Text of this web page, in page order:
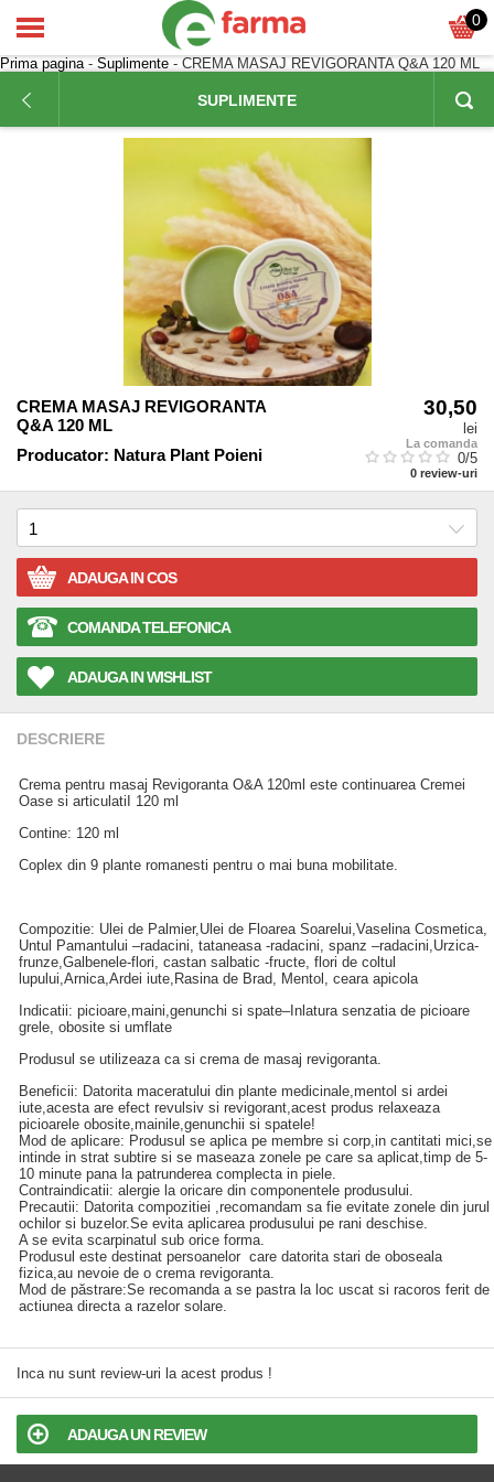
0
Prima pagina- Suplimente - CREMA MASAJ REVIGORANTA Q&A 120 ML
SUPLIMENTE
CREMA MASAJ REVIGORANTA
Q&A 120 ML
Producator: Natura Plant Poieni
30,50
lei
La comanda
0/5
0 review-uri
ADAUGA IN COS
COMANDA TELEFONICA
ADAUGA IN WISHLIST
DESCRIERE
Crema pentru masaj Revigoranta O&A 120ml este continuarea Cremei
Oase si articulatiI 120 ml
Contine: 120 ml
Coplex din 9 plante romanesti pentru o mai buna mobilitate.
Compozitie: Ulei de Palmier,Ulei de Floarea Soarelui,Vaselina Cosmetica,
Untul Pamantului –radacini, tataneasa -radacini, spanz –radacini,Urzica-
frunze,Galbenele-flori, castan salbatic -fructe, flori de coltul
lupului,Arnica,Ardei iute,Rasina de Brad, Mentol, ceara apicola
Indicatii: picioare,maini,genunchi si spate–Inlatura senzatia de picioare
grele, obosite si umflate
Produsul se utilizeaza ca si crema de masaj revigoranta.
Beneficii: Datorita maceratului din plante medicinale,mentol si ardei
iute,acesta are efect revulsiv si revigorant,acest produs relaxeaza
picioarele obosite,mainile,genunchii si spatele!
Mod de aplicare: Produsul se aplica pe membre si corp,in cantitati mici,se
intinde in strat subtire si se maseaza zonele pe care sa aplicat,timp de 5-
10 minute pana la patrunderea complecta in piele.
Contraindicatii: alergie la oricare din componentele produsului.
Precautii: Datorita compozitiei ,recomandam sa fie evitate zonele din jurul
ochilor si buzelor.Se evita aplicarea produsului pe rani deschise.
A se evita scarpinatul sub orice forma.
Produsul este destinat persoanelor care datorita stari de oboseala
fizica,au nevoie de o crema revigoranta.
Mod de păstrare:Se recomanda a se pastra la loc uscat si racoros ferit de
actiunea directa a razelor solare.
Inca nu sunt review-uri la acest produs !
ADAUGA UN REVIEW